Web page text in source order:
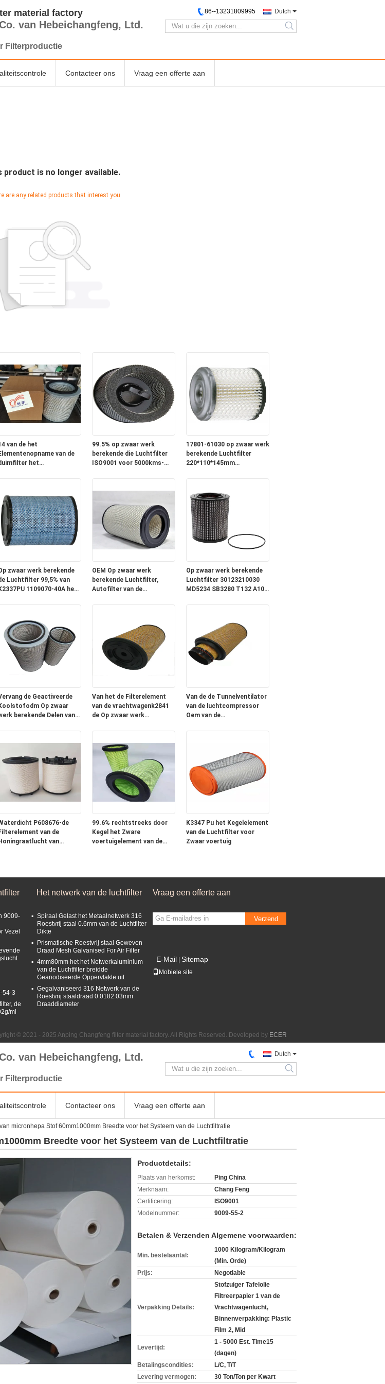
material factory
van Hebeichangfeng, Ltd.
Filterproductie
Dutch
86--13231809995
search
Contacteer ons Vraag een offerte aan
product is no longer available.
are any related products that interest you
van de het
van de
het
99.5% op zwaar werk
berekende die Luchtfilter
ISO9001 voor 5000kms-
17801-61030 op zwaar werk
berekende Luchtfilter
220*110*145mm
zwaar werk berekende
Luchtfilter 99,5% van
1109070-40A het
OEM Op zwaar werk
berekende Luchtfilter,
Autofilter van de
Op zwaar werk berekende
Luchtfilter 30123210030
MD5234 SB3280 T132 A108
de Geactiveerde
Op zwaar
berekende Delen van
Van het de Filterelement
van de vrachtwagenk2841
de Op zwaar werk
Van de de Tunnelventilator
van de luchtcompressor
Oem van de
P608676-de
van de
van
99.6% rechtstreeks door
Kegel het Zware
voertuigelement van de
K3347 Pu het Kegelelement
van de Luchtfilter voor
Zwaar voertuig
9009-
Vezel
54-3
de
ml
Het netwerk van de luchtfilter
Spiraal Gelast het Metaalnetwerk 316
Roestvrij staal 0.6mm van de Luchtfilter
Dikte
Prismatische Roestvrij staal Geweven
Draad Mesh Galvanised For Air Filter
4mm80mm het het Netwerkaluminium
van de Luchtfilter breidde
Geanodiseerde Oppervlakte uit
Gegalvaniseerd 316 Netwerk van de
Roestvrij staaldraad 0.0182.03mm
Draaddiameter
Vraag een offerte aan
Verzend
E-Mail Sitemap
Mobiele site
© 2021 - 2025 Anping Changfeng filter material factory. All Rights Reserved. Developed by ECER
van Hebeichangfeng, Ltd.
Filterproductie
Dutch
search
Contacteer ons Vraag een offerte aan
micronhepa Stof 60mm1000mm Breedte voor het Systeem van de Luchtfiltratie
Breedte voor het Systeem van de Luchtfiltratie
Productdetails:
Plaats van herkomst:
Ping China
Merknaam:
Chang Feng
Certificering:
ISO9001
Modelnummer:
9009-55-2
Betalen & Verzenden Algemene voorwaarden:
Min. bestelaantal:
1000 Kilogram/Kilogram
(Min. Orde)
Prijs:
Negotiable
Verpakking Details:
Stofzuiger Tafelolie
Filtreerpapier 1 van de
Vrachtwagenlucht,
Binnenverpakking: Plastic
Film 2, Mid
Levertijd:
1 - 5000 Est. Time15
(dagen)
Betalingscondities:
L/C, T/T
Levering vermogen:
30 Ton/Ton per Kwart